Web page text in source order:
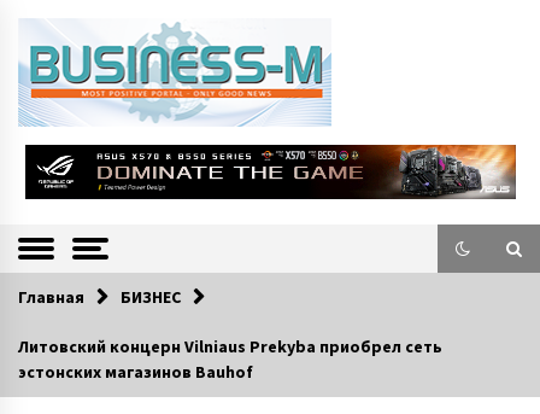
BUSINESS-M
—
Информацио
нно-деловой
экономической и культурной жизни Эстонии и зарубежных стран.
Главная БИЗНЕС
Литовский концерн Vilniaus Prekyba приобрел сеть
эстонских магазинов Bauhof